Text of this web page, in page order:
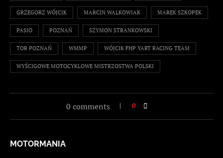
GRZEGORZ WÓJCIK MARCIN WALKOWIAK MAREK SZKOPEK
PASIO POZNAŃ SZYMON STRANKOWSKI
TOR POZNAŃ WMMP WÓJCIK FHP YART RACING TEAM
WYŚCIGOWE MOTOCYKLOWE MISTRZOSTWA POLSKI
0 comments 0
MOTORMANIA